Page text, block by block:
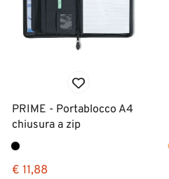
PRIME - Portablocco A4
chiusura a zip
€ 11,88